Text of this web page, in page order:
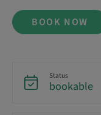
BOOK NOW
Status
bookable